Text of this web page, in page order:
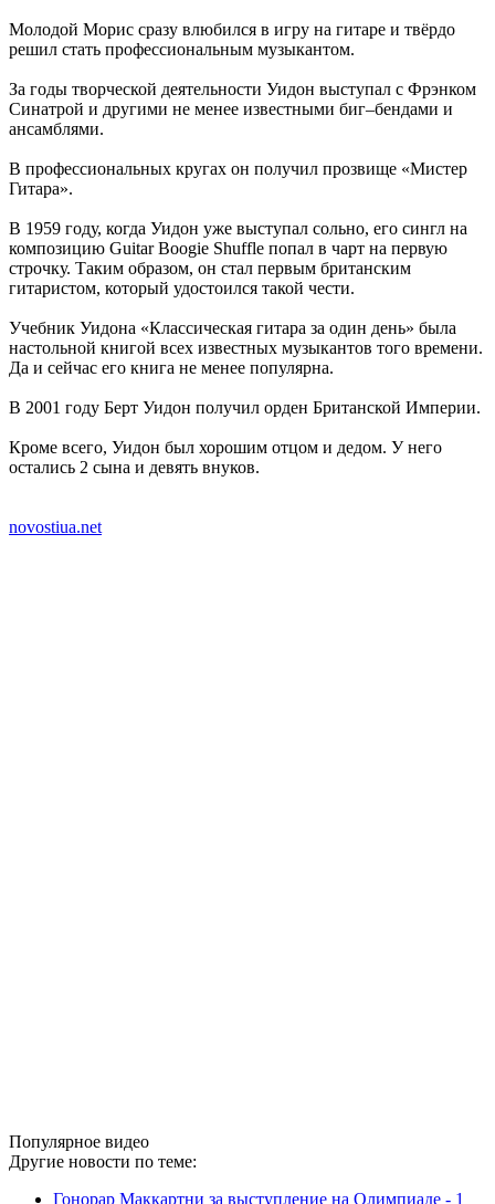
Молодой Морис сразу влюбился в игру на гитаре и твёрдо
решил стать профессиональным музыкантом.
За годы творческой деятельности Уидон выступал с Фрэнком
Синатрой и другими не менее известными биг–бендами и
ансамблями.
В профессиональных кругах он получил прозвище «Мистер
Гитара».
В 1959 году, когда Уидон уже выступал сольно, его сингл на
композицию Guitar Boogie Shuffle попал в чарт на первую
строчку. Таким образом, он стал первым британским
гитаристом, который удостоился такой чести.
Учебник Уидона «Классическая гитара за один день» была
настольной книгой всех известных музыкантов того времени.
Да и сейчас его книга не менее популярна.
В 2001 году Берт Уидон получил орден Британской Империи.
Кроме всего, Уидон был хорошим отцом и дедом. У него
остались 2 сына и девять внуков.
novostiua.net
Популярное видео
Другие новости по теме:
Гонорар Маккартни за выступление на Олимпиаде - 1